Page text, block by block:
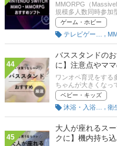
MMORPG（
規模多人数同時参加
して数百人～数千人
協力プレイが楽しめ
SwitchのMMO・
します。記事後半に
ングもあるので、口
ゲーム・ホビー
44
バススタンドの
に】注意点やマ
ワンオペ育児をする
ちゃんが大きくなっ
してくれなくなり、
しょうか。この記事
スタンド」をご紹介
デーではあまり見か
っておくと、赤ち
ことができる優秀ア
点、おすすめ商品を
ベビー・キッズ
45
大人が座れるス
クに】機内持ち